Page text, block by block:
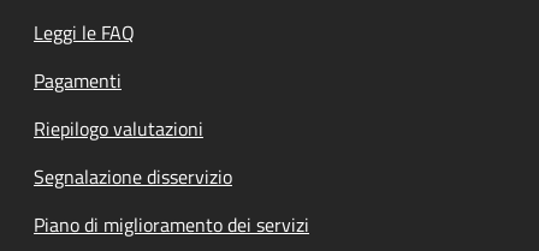
Leggi le FAQ
Pagamenti
Riepilogo valutazioni
Segnalazione disservizio
Piano di miglioramento dei servizi